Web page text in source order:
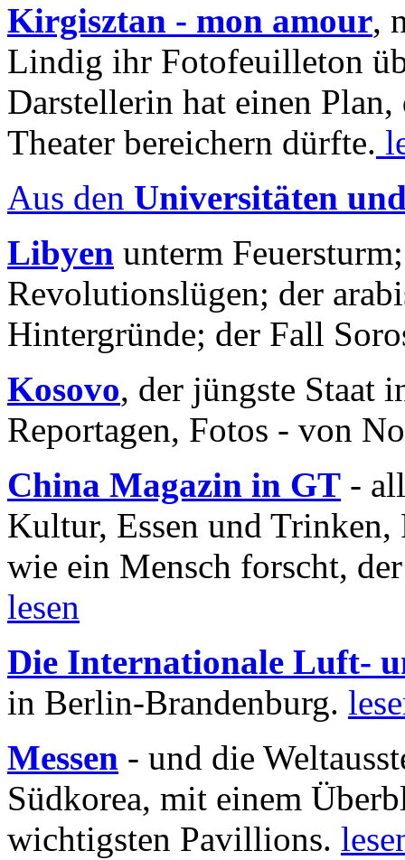
Kirgisztan - mon amour,
Lindig ihr Fotofeuilleton
Darstellerin hat einen Plan,
Theater bereichern dürfte.
Aus den Universitäten
Libyen unterm
Revolutionslügen; der
Hintergründe; der Fall
Kosovo, der jüngste Staat
Reportagen, Fotos - von
China Magazin in GT -
Kultur, Essen und
wie ein Mensch forscht,
lesen
Die Internationale Luft-
in Berlin-Brandenburg.
Messen - und die
Südkorea, mit einem
wichtigsten Pavillions.